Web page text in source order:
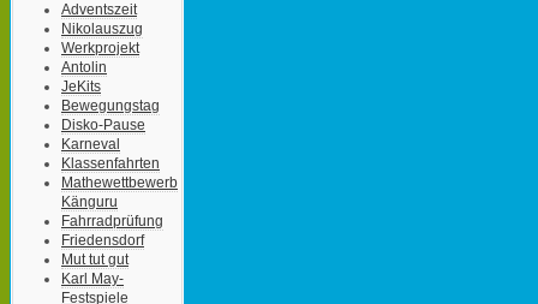
Adventszeit
Nikolauszug
Werkprojekt
Antolin
JeKits
Bewegungstag
Disko-Pause
Karneval
Klassenfahrten
Mathewettbewerb
Känguru
Fahrradprüfung
Friedensdorf
Mut tut gut
Karl May-
Festspiele